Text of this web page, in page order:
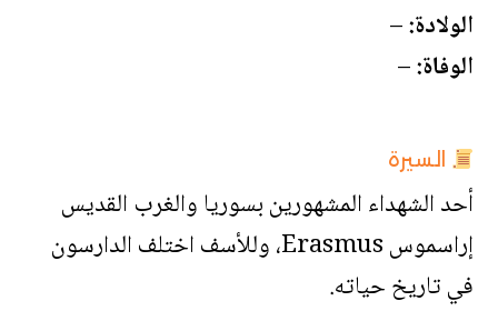
الولادة:–
الوفاة:–
السيرة
أحد الشهداء المشهورين بسوريا والغرب القديس
إراسموس Erasmus، وللأسف اختلف الدارسون
في تاريخ حياته.